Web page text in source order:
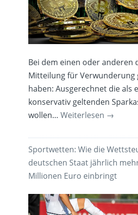
Bei dem einen oder anderen
Mitteilung für Verwunderung
haben: Ausgerechnet die als
konservativ geltenden
wollen…Weiterlesen →
Sportwetten: Wie die
deutschen Staat jährlich
Millionen Euro einbringt